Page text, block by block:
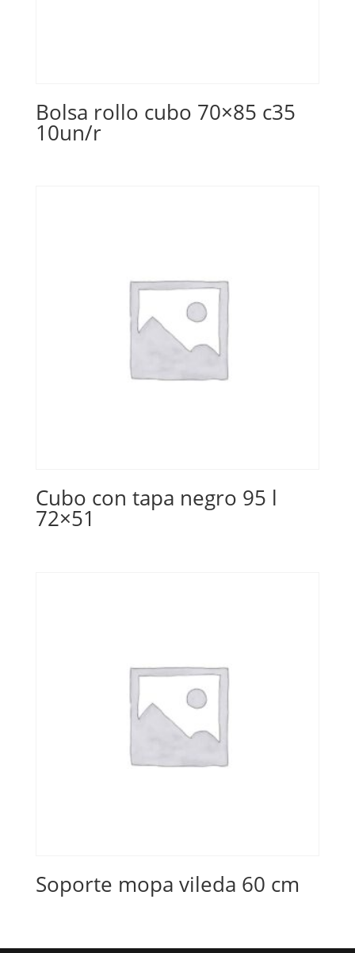
Bolsa rollo cubo 70×85 c35
10un/r
Cubo con tapa negro 95 l
72×51
Soporte mopa vileda 60 cm